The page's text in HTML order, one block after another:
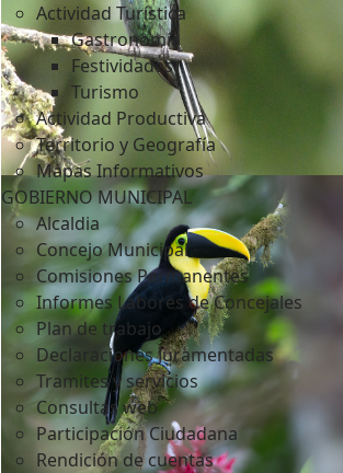
Actividad Turística
Gastronomía
Festividades
Turismo
Actividad Productiva
Territorio y Geografía
Mapas Informativos
GOBIERNO MUNICIPAL
Alcaldia
Concejo Municipal
Comisiones Permanentes
Informes Labores de Concejales
Plan de trabajo
Declaraciones Juramentadas
Tramites y servicios
Consultas web
Participación Ciudadana
Rendición de cuentas